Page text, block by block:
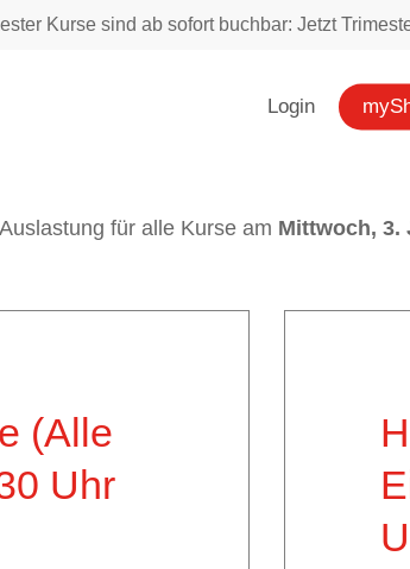
Kurse sind ab sofort buchbar: Jetzt
Login
für alle Kurse am Mittwoch, 3.
(Alle
Uhr